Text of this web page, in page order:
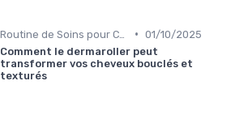
• 01/10/2025
Comment le dermaroller peut
transformer vos cheveux bouclés et
texturés